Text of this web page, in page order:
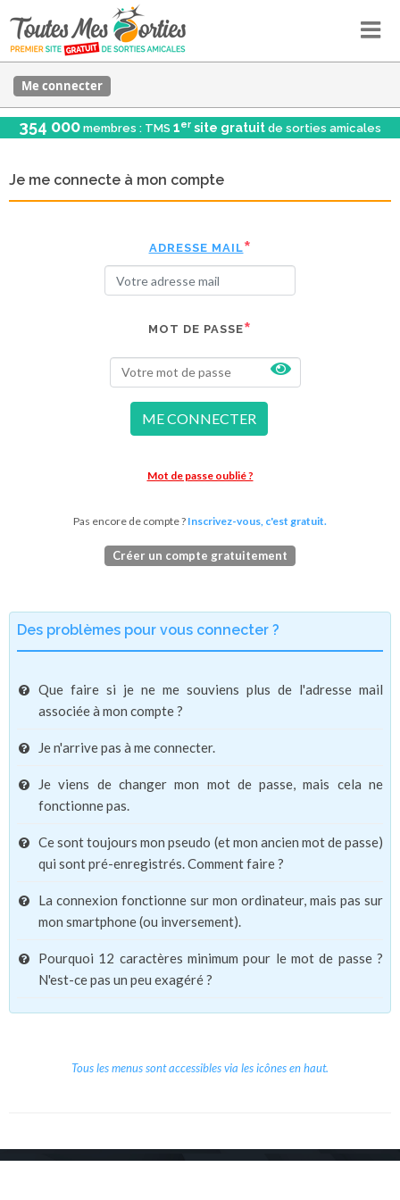
Me connecter
354 000 membres : TMS 1er site gratuit de sorties amicales
Je me connecte à mon compte
ADRESSE MAIL
MOT DE PASSE
ME CONNECTER
Mot de passe oublié ?
Pas encore de compte ? Inscrivez-vous, c'est gratuit.
Créer un compte gratuitement
Des problèmes pour vous connecter ?
Que faire si je ne me souviens plus de l'adresse mail
associée à mon compte ?
Je n'arrive pas à me connecter.
Je viens de changer mon mot de passe, mais cela ne
fonctionne pas.
Ce sont toujours mon pseudo (et mon ancien mot de passe)
qui sont pré-enregistrés. Comment faire ?
La connexion fonctionne sur mon ordinateur, mais pas sur
mon smartphone (ou inversement).
Pourquoi 12 caractères minimum pour le mot de passe ?
N'est-ce pas un peu exagéré ?
Tous les menus sont accessibles via les icônes en haut.